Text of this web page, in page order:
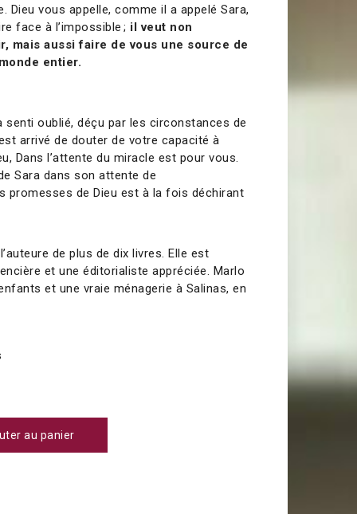
Dieu vous appelle, comme il a appelé Sara,
face à l’impossible ; il veut non
mais aussi faire de vous une source de
entier.
senti oublié, déçu par les circonstances de
arrivé de douter de votre capacité à
Dans l’attente du miracle est pour vous.
Sara dans son attente de
promesses de Dieu est à la fois déchirant
de plus de dix livres. Elle est
et une éditorialiste appréciée. Marlo
et une vraie ménagerie à Salinas, en
au panier